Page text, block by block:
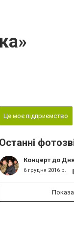
Це моє підприємство
Останні
Концерт до
6 грудня 2016 р.